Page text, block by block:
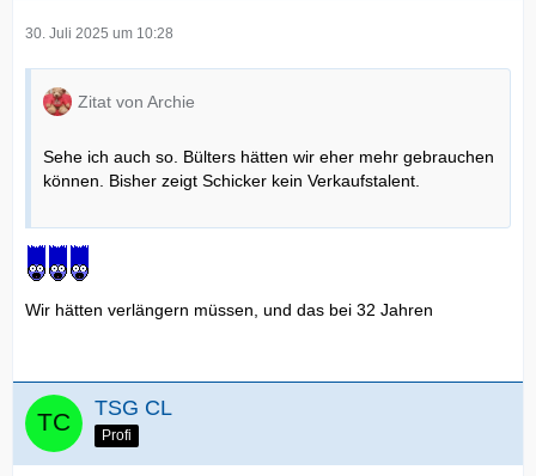
30. Juli 2025 um 10:28
Zitat von Archie
Sehe ich auch so. Bülters hätten wir eher mehr gebrauchen
können. Bisher zeigt Schicker kein Verkaufstalent.
Wir hätten verlängern müssen, und das bei 32 Jahren
TSG CL
Profi